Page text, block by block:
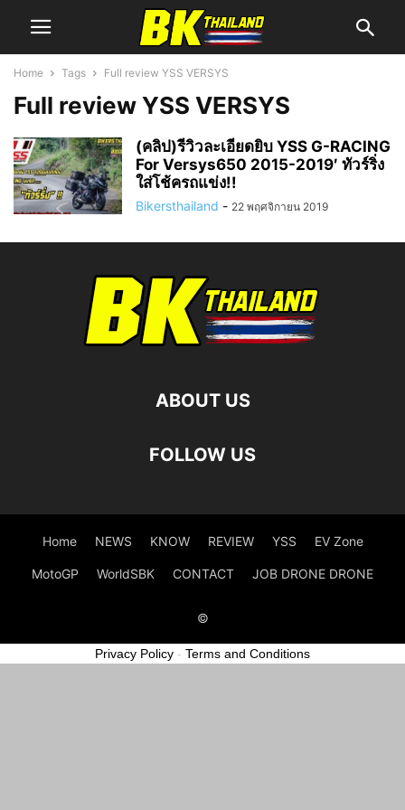
Home Tags Full review YSS VERSYS
Full review YSS VERSYS
(คลิป)รีวิวละเอียดยิบ YSS G-RACING
For Versys650 2015-2019′ ทัวร์ริ่ง
ใส่โช้ครถแข่ง!!
Bikersthailand - 22 พฤศจิกายน 2019
ABOUT US
FOLLOW US
Home NEWS KNOW REVIEW YSS EV Zone
MotoGP WorldSBK CONTACT JOB DRONE DRONE
©
Privacy Policy - Terms and Conditions